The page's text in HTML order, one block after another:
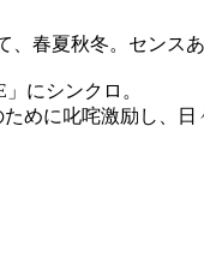
、春夏秋冬。センス
にシンクロ。
めに叱咤激励し、